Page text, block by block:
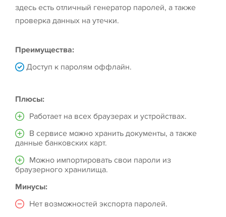
здесь есть отличный генератор паролей, а также
проверка данных на утечки.
Преимущества:
Доступ к паролям оффлайн.
Плюсы:
Работает на всех браузерах и устройствах.
В сервисе можно хранить документы, а также
данные банковских карт.
Можно импортировать свои пароли из
браузерного хранилища.
Минусы:
Нет возможностей экспорта паролей.